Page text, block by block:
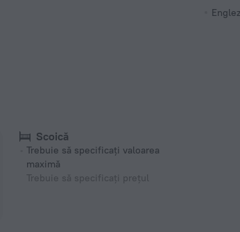
Scoică
Trebuie să specificați valoarea
maximă
Trebuie să specificați prețul